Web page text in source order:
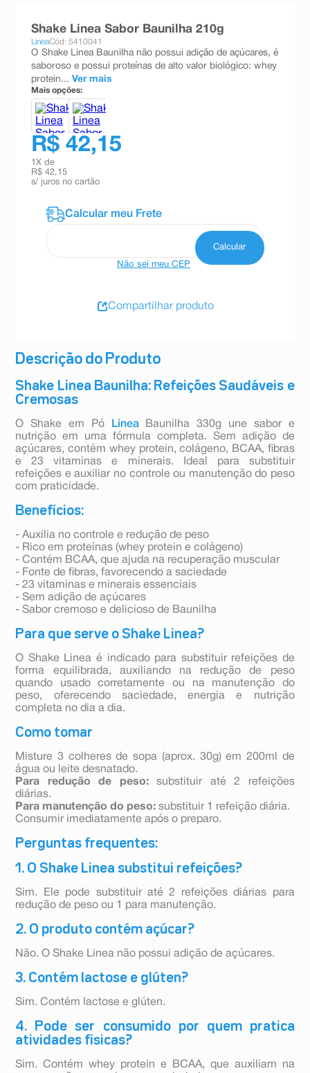
Descrição do Produto
Shake Linea Baunilha: Refeições Saudáveis e
Cremosas
O Shake em Pó LineaBaunilha 330g une sabor e
nutrição em uma fórmula completa. Sem adição de
açúcares, contém whey protein, colágeno, BCAA, fibras
e 23 vitaminas e minerais. Ideal para substituir
refeições e auxiliar no controle ou manutenção do peso
com praticidade.
Benefícios:
- Auxilia no controle e redução de peso
- Rico em proteínas (whey protein e colágeno)
- Contém BCAA, que ajuda na recuperação muscular
- Fonte de fibras, favorecendo a saciedade
- 23 vitaminas e minerais essenciais
- Sem adição de açúcares
- Sabor cremoso e delicioso de Baunilha
Para que serve o Shake Linea?
O Shake Linea é indicado para substituir refeições de
forma equilibrada, auxiliando na redução de peso
quando usado corretamente ou na manutenção do
peso, oferecendo saciedade, energia e nutrição
completa no dia a dia.
Como tomar
Misture 3 colheres de sopa (aprox. 30g) em 200ml de
água ou leite desnatado.
Para redução de peso:substituir até 2 refeições
diárias.
Para manutenção do peso: substituir 1 refeição diária.
Consumir imediatamente após o preparo.
Perguntas frequentes:
1. O Shake Linea substitui refeições?
Sim. Ele pode substituir até 2 refeições diárias para
redução de peso ou 1 para manutenção.
2. O produto contém açúcar?
Não. O Shake Linea não possui adição de açúcares.
3. Contém lactose e glúten?
Sim. Contém lactose e glúten.
4. Pode ser consumido por quem pratica
atividades físicas?
Sim. Contém whey protein e BCAA, que auxiliam na
Shake Linea Sabor Baunilha 210g
LineaCód: 5410041
O Shake Linea Baunilha não possui adição de açúcares, é
saboroso e possui proteínas de alto valor biológico: whey
protein... Ver mais
Mais opções:
R$ 42,15
1 X de
R$ 42,15
s/ juros no cartão
Não sei meu CEP
Compartilhar produto
teste gravidez
10ºesmalte